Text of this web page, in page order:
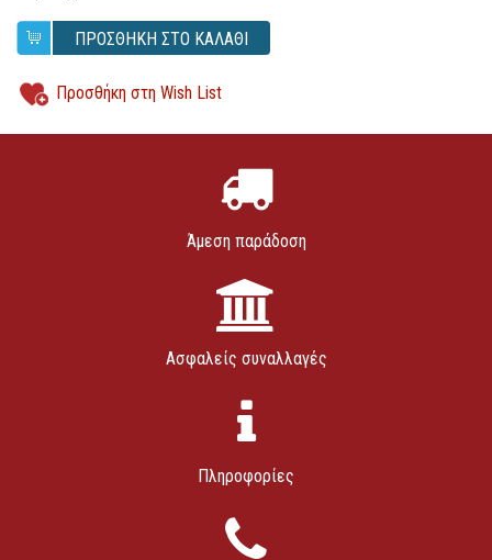
ΠΡΟΣΘΗΚΗ ΣΤΟ ΚΑΛΑΘΙ
Προσθήκη στη Wish List
Άμεση παράδοση
Ασφαλείς συναλλαγές
Πληροφορίες